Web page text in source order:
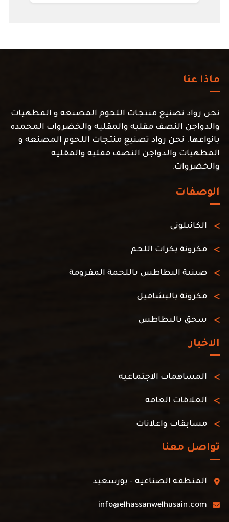
ماذا عنا
نحن رواد تصنيع منتجات اللحوم المصنعه و المطهيات
والدواجن النصف مقليه والمقليه والخضروات المجمده
بانواعها. نحن رواد تصنيع منتجات اللحوم المصنعه و
المطهيات والدواجن النصف مقليه والمقليه
والخضروات.
الوصفات
الكانيلونى
مكرونة بكرات اللحم
صينية البطاطس باللحمة المفرومة
مكرونة بالبشاميل
سجق بالبطاطس
الاخبار
المساهمات الاجتماعيه
العلاقات العامه
مسابقات واعلانات
تواصل معنا
المنطقه الصناعيه - بورسعيد
info@elhassanwelhusain.com